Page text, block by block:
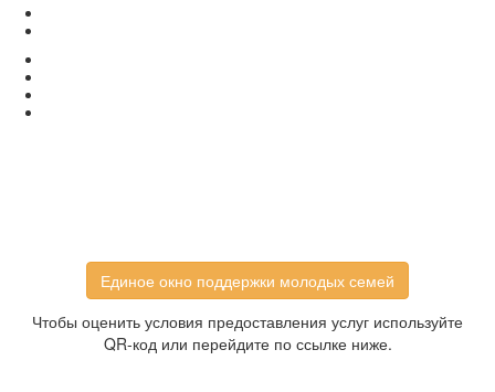
Единое окно поддержки молодых семей
Чтобы оценить условия предоставления услуг используйте
QR-код или перейдите по ссылке ниже.